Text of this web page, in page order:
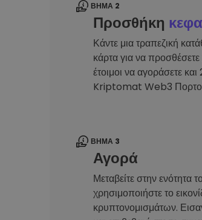
ΒΉΜΑ 2
Προσθήκη
Κάντε μια τραπεζική
κάρτα για να
έτοιμοι να αγοράσετε
Kriptomat Web3
ΒΉΜΑ 3
Αγορά
Μεταβείτε στην ενότητα
χρησιμοποιήστε το
κρυπτονομισμάτων.